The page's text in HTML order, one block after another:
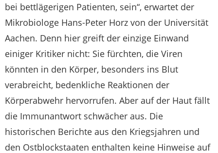
bei bettlägerigen Patienten, sein“, erwartet der
Mikrobiologe Hans-Peter Horz von der Universität
Aachen. Denn hier greift der einzige Einwand
einiger Kritiker nicht: Sie fürchten, die Viren
könnten in den Körper, besonders ins Blut
verabreicht, bedenkliche Reaktionen der
Körperabwehr hervorrufen. Aber auf der Haut fällt
die Immunantwort schwächer aus. Die
historischen Berichte aus den Kriegsjahren und
den Ostblockstaaten enthalten keine Hinweise auf